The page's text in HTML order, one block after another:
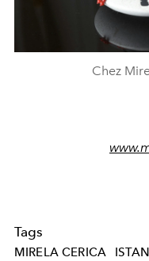
Chez
Tags
MIRELA CERICA